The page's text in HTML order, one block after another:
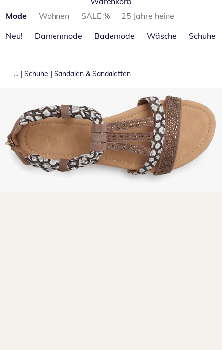
Produktkategorien überspringen
Mode Wohnen SALE %
25 Jahre heine
Neu!
Damenmode Bademode Wäsche Schuhe
... | Schuhe | Sandalen & Sandaletten